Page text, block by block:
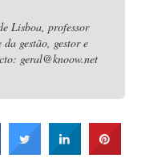
Lisboa, professor
gestão, gestor e
geral@knoow.net